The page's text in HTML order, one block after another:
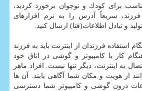
برای كودك و نوجوان برخورد كردید،
سریعاً آدرس را به نرم افزارهای
و تبادل اطلاعات(فتا) ارسال كنید.
استفاده فرزندان از اینترنت باید به فرزند
كار با كامپیوتر و گوشی در اتاق خود
به اینترنت، دیگر تنها نیست. افراد ماهر
از هویت و مكان شما آگاهی یابند. آن ها
درون گوشی و كامپیوتر شما دسترسی